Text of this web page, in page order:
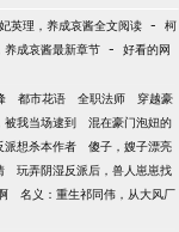
术般绽放……亿万尸
技能无限进化：永
英理，养成哀酱全文阅读 - 柯
养成哀酱最新章节 - 好看的网
都市花语 全职法师
穿越豪
被我当场逮到
混在豪门泡妞的
派想杀本作者
傻子，嫂子漂亮
玩弄阴湿反派后，兽人崽崽找
名义：重生祁同伟，从大风厂